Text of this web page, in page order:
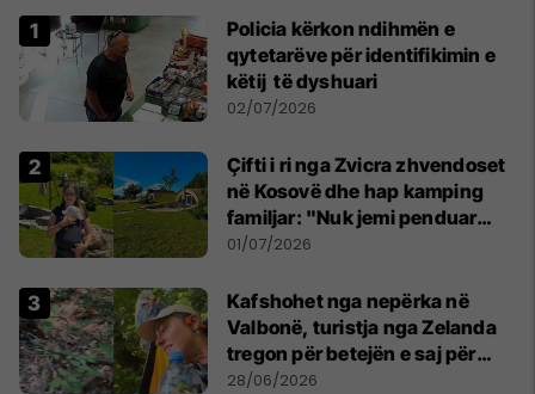
Policia kërkon ndihmën e
qytetarëve për identifikimin e
këtij të dyshuari
02/07/2026
Çifti i ri nga Zvicra zhvendoset
në Kosovë dhe hap kamping
familjar: "Nuk jemi penduar
asnjë ditë"
01/07/2026
Kafshohet nga nepërka në
Valbonë, turistja nga Zelanda
tregon për betejën e saj për
mbijetesë
28/06/2026